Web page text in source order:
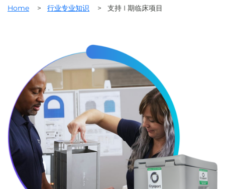
Home > 行业专业知识 > 支持 I 期临床项目